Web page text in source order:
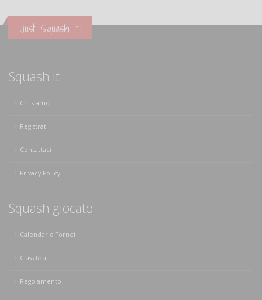
Just Squash It!
Squash.it
Chi siamo
Registrati
Contattaci
Privacy Policy
Squash giocato
Calendario Tornei
Classifica
Regolamento